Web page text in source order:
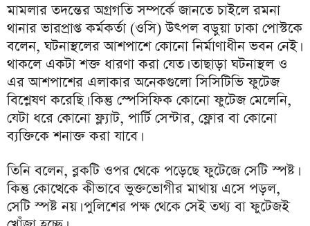
মামলার তদন্তের অগ্রগতি সম্পর্কে জানতে চাইলে রমনা
থানার ভারপ্রাপ্ত কর্মকর্তা (ওসি) উৎপল বড়ুয়া ঢাকা পোস্টকে
বলেন, ঘটনাস্থলের আশপাশে কোনো নির্মাণাধীন ভবন নেই।
থাকলে একটা শক্ত ধারণা করা যেত। তাছাড়া ঘটনাস্থল ও
এর আশপাশের এলাকার অনেকগুলো সিসিটিভি ফুটেজ
বিশ্লেষণ করেছি। কিন্তু স্পেসিফিক কোনো ফুটেজ মেলেনি,
যেটা ধরে কোনো ফ্ল্যাট, পার্টি সেন্টার, ফ্লোর বা কোনো
ব্যক্তিকে শনাক্ত করা যাবে।
তিনি বলেন, ব্লকটি ওপর থেকে পড়েছে ফুটেজে সেটি স্পষ্ট।
কিন্তু কোত্থেকে কীভাবে ভুক্তভোগীর মাথায় এসে পড়ল,
সেটি স্পষ্ট নয়। পুলিশের পক্ষ থেকে সেই তথ্য বা ফুটেজই